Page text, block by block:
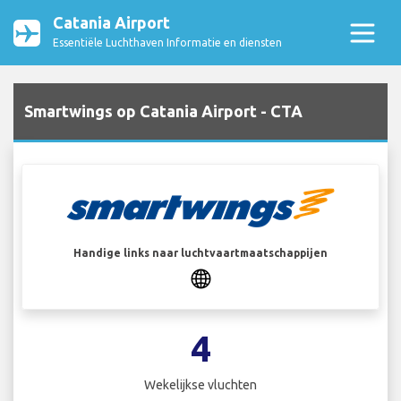
Catania Airport
Essentiële Luchthaven Informatie en diensten
Smartwings op Catania Airport - CTA
Handige links naar luchtvaartmaatschappijen
4
Wekelijkse vluchten